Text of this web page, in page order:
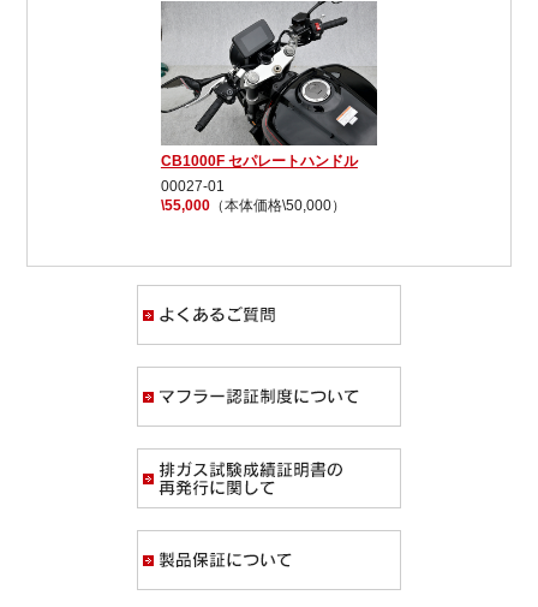
CB1000F セパレートハンドル
00027-01
\55,000（本体価格\50,000）